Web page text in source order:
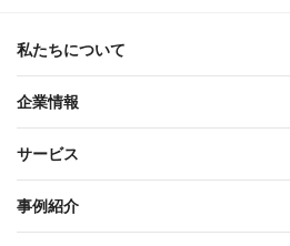
私たちについて
企業情報
サービス
事例紹介